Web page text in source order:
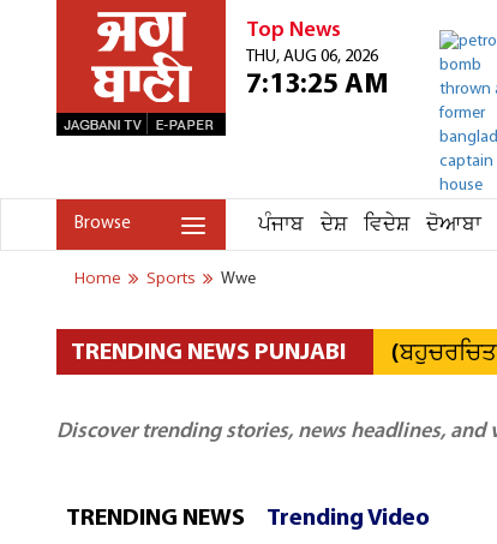
Top News
THU, AUG 06, 2026
7:13:25 AM
Browse ਪੰਜਾਬ ਦੇਸ਼ ਵਿਦੇਸ਼ ਦੋਆਬਾ
Home Sports Wwe
TRENDING NEWS PUNJABI
Discover trending stories, news headlines, and
TRENDING NEWS Trending Video